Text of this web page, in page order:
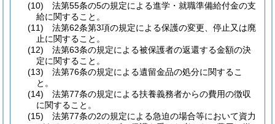
(10)
法第55条の5の規定による進学・就職準備給付金の支
給に関すること。
(11)
法第62条第3項の規定による保護の変更、停止又は廃
止に関すること。
(12)
法第63条の規定による被保護者の返還する金額の決
定に関すること。
(13)
法第76条の規定による遺留金品の処分に関するこ
と。
(14)
法第77条の規定による扶養義務者からの費用の徴収
に関すること。
(15)
法第77条の2の規定による急迫の場合等において資力